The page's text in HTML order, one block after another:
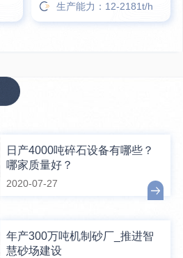
生产能力：12-2181t/h
日产4000吨碎石设备有哪些？
哪家质量好？
2020-07-27
年产300万吨机制砂厂_推进智
慧砂场建设